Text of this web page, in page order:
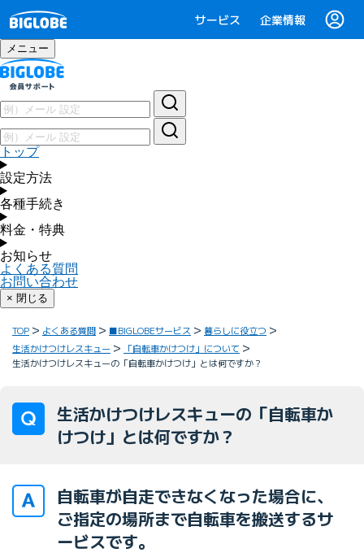
サービス 企業情報
メニュー
トップ
設定方法
各種手続き
料金・特典
お知らせ
よくある質問
お問い合わせ
× 閉じる
TOP よくある質問 ■BIGLOBEサービス
暮らしに役立つ
生活かけつけレスキュー
「自転車かけつけ」について
生活かけつけレスキューの「自転車かけつけ」とは何ですか？
生活かけつけレスキューの「自転車か
けつけ」とは何ですか？
自転車が自走できなくなった場合に、
ご指定の場所まで自転車を搬送するサ
ービスです。